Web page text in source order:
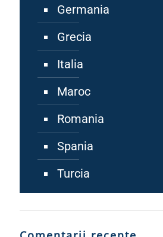
Germania
Grecia
Italia
Maroc
Romania
Spania
Turcia